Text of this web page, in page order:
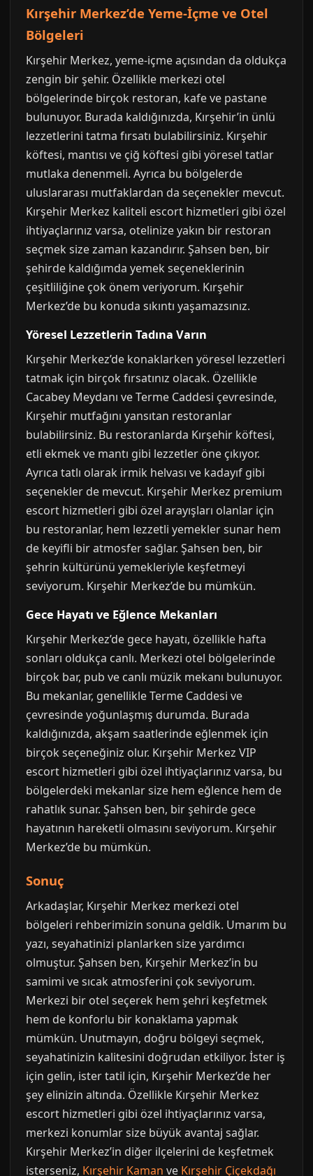
Kırşehir Merkez’de Yeme-İçme ve Otel
Bölgeleri
Kırşehir Merkez, yeme-içme açısından da oldukça
zengin bir şehir. Özellikle merkezi otel
bölgelerinde birçok restoran, kafe ve pastane
bulunuyor. Burada kaldığınızda, Kırşehir’in ünlü
lezzetlerini tatma fırsatı bulabilirsiniz. Kırşehir
köftesi, mantısı ve çiğ köftesi gibi yöresel tatlar
mutlaka denenmeli. Ayrıca bu bölgelerde
uluslararası mutfaklardan da seçenekler mevcut.
Kırşehir Merkez kaliteli escort hizmetleri gibi özel
ihtiyaçlarınız varsa, otelinize yakın bir restoran
seçmek size zaman kazandırır. Şahsen ben, bir
şehirde kaldığımda yemek seçeneklerinin
çeşitliliğine çok önem veriyorum. Kırşehir
Merkez’de bu konuda sıkıntı yaşamazsınız.
Yöresel Lezzetlerin Tadına Varın
Kırşehir Merkez’de konaklarken yöresel lezzetleri
tatmak için birçok fırsatınız olacak. Özellikle
Cacabey Meydanı ve Terme Caddesi çevresinde,
Kırşehir mutfağını yansıtan restoranlar
bulabilirsiniz. Bu restoranlarda Kırşehir köftesi,
etli ekmek ve mantı gibi lezzetler öne çıkıyor.
Ayrıca tatlı olarak irmik helvası ve kadayıf gibi
seçenekler de mevcut. Kırşehir Merkez premium
escort hizmetleri gibi özel arayışları olanlar için
bu restoranlar, hem lezzetli yemekler sunar hem
de keyifli bir atmosfer sağlar. Şahsen ben, bir
şehrin kültürünü yemekleriyle keşfetmeyi
seviyorum. Kırşehir Merkez’de bu mümkün.
Gece Hayatı ve Eğlence Mekanları
Kırşehir Merkez’de gece hayatı, özellikle hafta
sonları oldukça canlı. Merkezi otel bölgelerinde
birçok bar, pub ve canlı müzik mekanı bulunuyor.
Bu mekanlar, genellikle Terme Caddesi ve
çevresinde yoğunlaşmış durumda. Burada
kaldığınızda, akşam saatlerinde eğlenmek için
birçok seçeneğiniz olur. Kırşehir Merkez VIP
escort hizmetleri gibi özel ihtiyaçlarınız varsa, bu
bölgelerdeki mekanlar size hem eğlence hem de
rahatlık sunar. Şahsen ben, bir şehirde gece
hayatının hareketli olmasını seviyorum. Kırşehir
Merkez’de bu mümkün.
Sonuç
Arkadaşlar, Kırşehir Merkez merkezi otel
bölgeleri rehberimizin sonuna geldik. Umarım bu
yazı, seyahatinizi planlarken size yardımcı
olmuştur. Şahsen ben, Kırşehir Merkez’in bu
samimi ve sıcak atmosferini çok seviyorum.
Merkezi bir otel seçerek hem şehri keşfetmek
hem de konforlu bir konaklama yapmak
mümkün. Unutmayın, doğru bölgeyi seçmek,
seyahatinizin kalitesini doğrudan etkiliyor. İster iş
için gelin, ister tatil için, Kırşehir Merkez’de her
şey elinizin altında. Özellikle Kırşehir Merkez
escort hizmetleri gibi özel ihtiyaçlarınız varsa,
merkezi konumlar size büyük avantaj sağlar.
Kırşehir Merkez’in diğer ilçelerini de keşfetmek
isterseniz, Kırşehir Kaman ve Kırşehir Çiçekdağı